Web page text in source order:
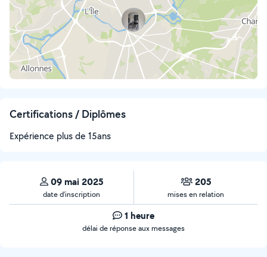
Certifications / Diplômes
Expérience plus de 15ans
09 mai 2025
date d’inscription
205
mises en relation
1 heure
délai de réponse aux messages